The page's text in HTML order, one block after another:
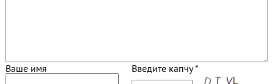
Ваше имя Введите капчу *